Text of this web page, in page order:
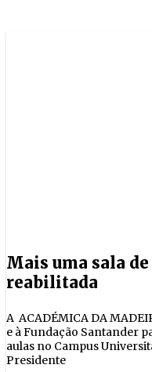
Mais uma sala
reabilitada
A ACADÉMICA DA
e à Fundação Santander
aulas no Campus
Presidente